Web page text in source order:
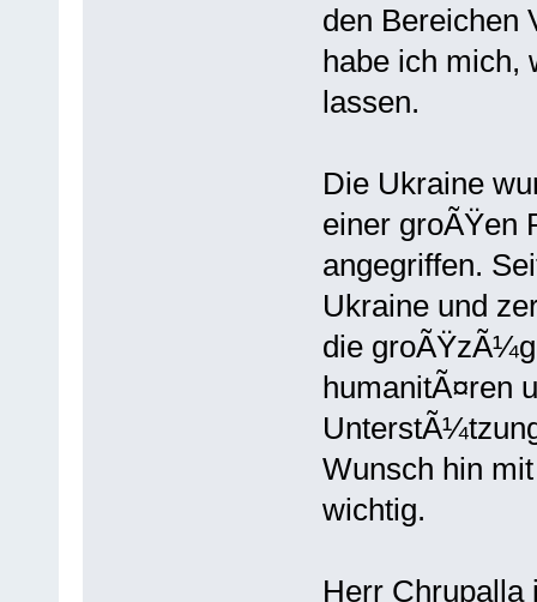
den Bereichen
habe ich mich,
lassen.
Die Ukraine
einer groÃŸen
angegriffen.
Ukraine und
die
humanitÃ¤ren
Wunsch hin
wichtig.
Herr Chrupalla